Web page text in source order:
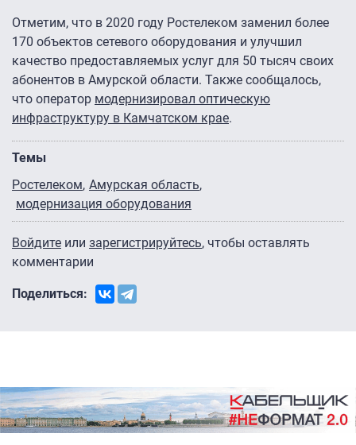
Отметим, что в 2020 году Ростелеком заменил более
170 объектов сетевого оборудования и улучшил
качество предоставляемых услуг для 50 тысяч своих
абонентов в Амурской области. Также сообщалось,
что оператор модернизировал оптическую
инфраструктуру в Камчатском крае.
Темы
Ростелеком Амурская область
модернизация оборудования
Войдите или зарегистрируйтесь, чтобы оставлять
комментарии
Поделиться: